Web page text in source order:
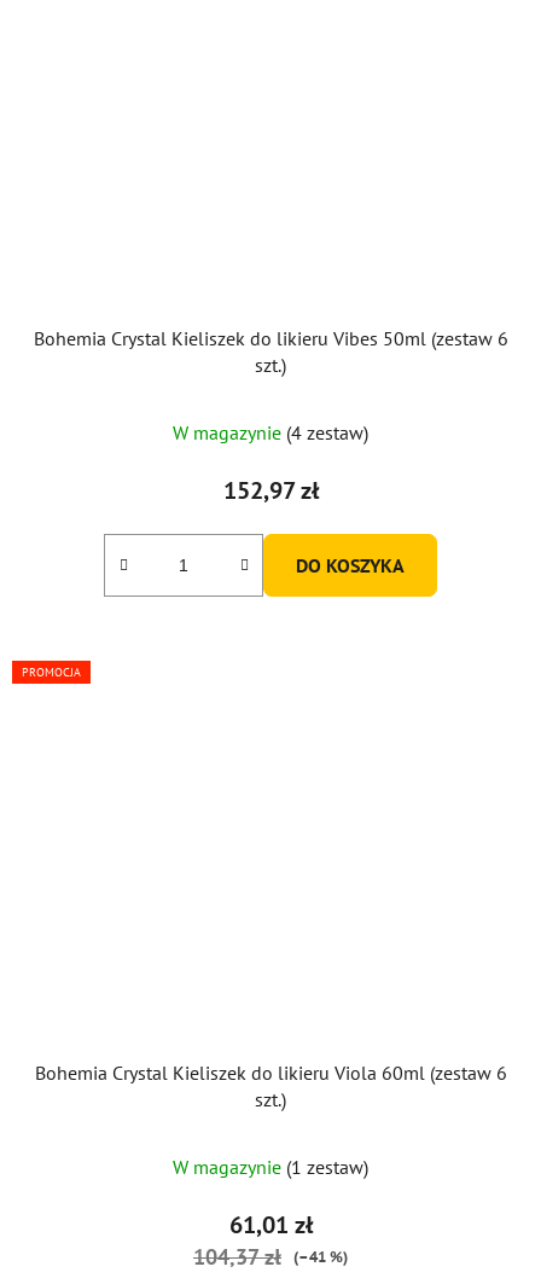
Bohemia Crystal Kieliszek do likieru Vibes 50ml (zestaw 6
szt.)
W magazynie (4 zestaw)
152,97 zł
DO KOSZYKA
PROMOCJA
Bohemia Crystal Kieliszek do likieru Viola 60ml (zestaw 6
szt.)
W magazynie (1 zestaw)
61,01 zł
104,37 zł (–41 %)